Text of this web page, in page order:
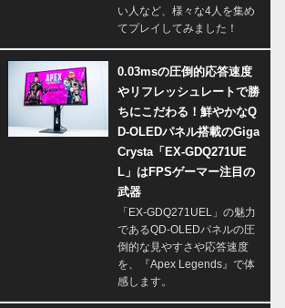
い人など、様々な4人を集め
てプレイしてみました！
0.03msの圧倒的応答速度
やリフレッシュレートで勝
ちにこだわる！鮮やかなQ
D-OLEDパネル搭載のGiga
Crysta「EX-GDQ271UE
L」はFPSゲーマー注目の
武器
「EX-GDQ271UEL」の魅力
であるQD-OLEDパネルの圧
倒的な見やすさや応答速度
を、『Apex Legends』で体
感します。